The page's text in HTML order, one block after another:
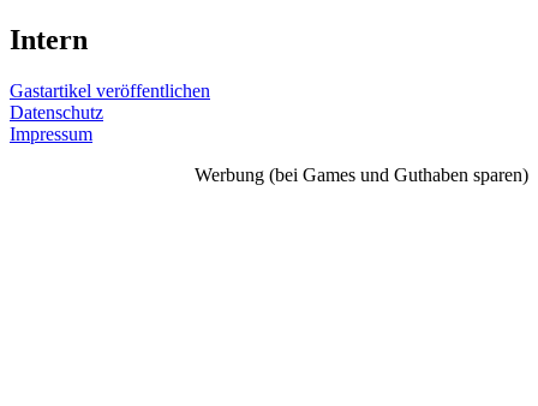
Intern
Gastartikel veröffentlichen
Datenschutz
Impressum
Werbung (bei Games und Guthaben sparen)